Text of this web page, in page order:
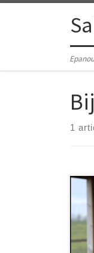
Passer au contenu
1